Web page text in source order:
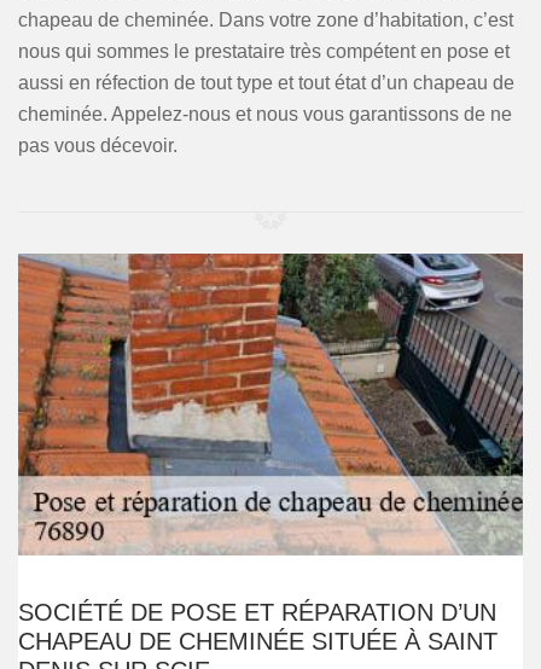
chapeau de cheminée. Dans votre zone d’habitation, c’est
nous qui sommes le prestataire très compétent en pose et
aussi en réfection de tout type et tout état d’un chapeau de
cheminée. Appelez-nous et nous vous garantissons de ne
pas vous décevoir.
SOCIÉTÉ DE POSE ET RÉPARATION D’UN
CHAPEAU DE CHEMINÉE SITUÉE À SAINT